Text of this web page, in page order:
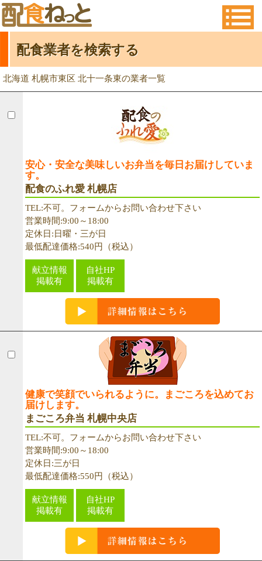
配食業者を検索する
北海道 札幌市東区 北十一条東の業者一覧
安心・安全な美味しいお弁当を毎日お届けしていま
す。
配食のふれ愛 札幌店
TEL:不可。フォームからお問い合わせ下さい
営業時間:9:00～18:00
定休日:日曜・三が日
最低配達価格:540円（税込）
献立情報
掲載有
自社HP
掲載有
健康で笑顔でいられるように。まごころを込めてお
届けします。
まごころ弁当 札幌中央店
TEL:不可。フォームからお問い合わせ下さい
営業時間:9:00～18:00
定休日:三が日
最低配達価格:550円（税込）
献立情報
掲載有
自社HP
掲載有